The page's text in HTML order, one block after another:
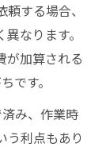
する場合、
なります。
が加算される
です。
み、作業時
う利点もあり